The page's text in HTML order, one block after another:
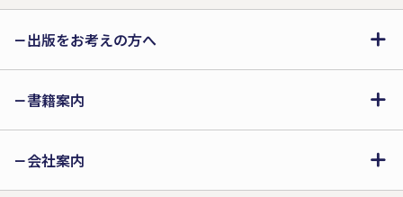
出版をお考えの方へ
書籍案内
会社案内